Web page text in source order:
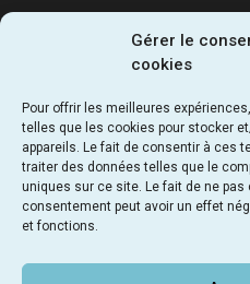
Gérer le
cookies
Pour offrir les meilleures
telles que les cookies pour stocker
appareils. Le fait de consentir à ces
traiter des données telles que le
uniques sur ce site. Le fait de ne
consentement peut avoir un effet
et fonctions.
SEMAPA - Société
NOUS RENDRE VISITE